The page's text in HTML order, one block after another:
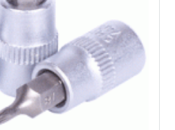
вставкой Torx® 1/4"
до 0.44€